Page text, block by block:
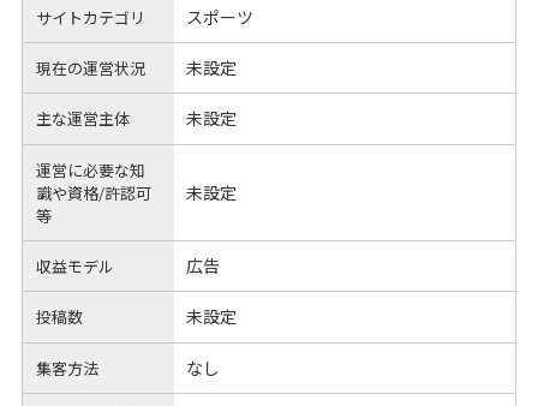
サイトカテゴリ スポーツ
現在の運営状況 未設定
主な運営主体 未設定
運営に必要な知
識や資格/許認可
等
未設定
収益モデル 広告
投稿数 未設定
集客方法 なし